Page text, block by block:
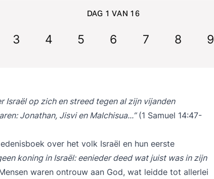
DAG 1 VAN 16
3 4 5 6 7 8 9
Israël op zich en streed tegen al zijn vijanden
Jonathan, Jisvi en Malchisua...”(1 Samuel 14:47-
over het volk Israël en hun eerste
koning in Israël: eenieder deed wat juist was in zijn
waren ontrouw aan God, wat leidde tot allerlei